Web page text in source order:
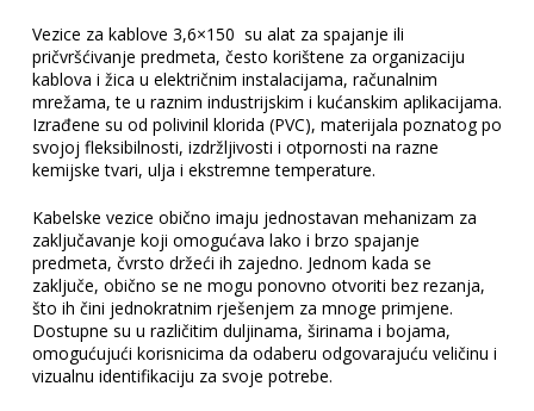
Vezice za kablove 3,6×150 su alat za spajanje ili
pričvršćivanje predmeta, često korištene za organizaciju
kablova i žica u električnim instalacijama, računalnim
mrežama, te u raznim industrijskim i kućanskim aplikacijama.
Izrađene su od polivinil klorida (PVC), materijala poznatog po
svojoj fleksibilnosti, izdržljivosti i otpornosti na razne
kemijske tvari, ulja i ekstremne temperature.
Kabelske vezice obično imaju jednostavan mehanizam za
zaključavanje koji omogućava lako i brzo spajanje
predmeta, čvrsto držeći ih zajedno. Jednom kada se
zaključe, obično se ne mogu ponovno otvoriti bez rezanja,
što ih čini jednokratnim rješenjem za mnoge primjene.
Dostupne su u različitim duljinama, širinama i bojama,
omogućujući korisnicima da odaberu odgovarajuću veličinu i
vizualnu identifikaciju za svoje potrebe.